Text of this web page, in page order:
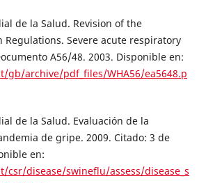
de la Salud. Revision of the
Severe acute respiratory
A56/48. 2003. Disponible en:
gb/archive/pdf_files/WHA56/ea5648.p
de la Salud. Evaluación de la
de gripe. 2009. Citado: 3 de
en:
csr/disease/swineflu/assess/disease_s